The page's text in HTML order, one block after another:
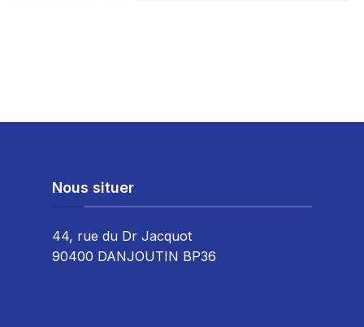
Nous situer
44, rue du Dr Jacquot
90400 DANJOUTIN BP36